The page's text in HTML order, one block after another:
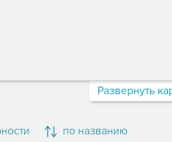
Развернуть
по названию